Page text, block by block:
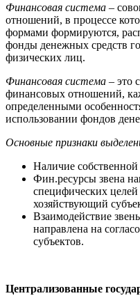
Финансовая система –
отношений, в процессе
формами формируются,
фонды денежных средств
физических лиц.
Финансовая система – это
финансовых отношений,
определенными
использовании фондов
Основные признаки
Наличие
Фин.ресурсы звена
специфических целей
хозяйствующий
Взаимодействие
направлена на
субъектов.
Централизованные